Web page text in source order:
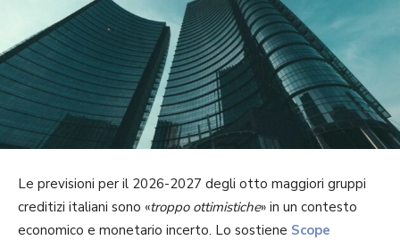
Le previsioni per il 2026-2027 degli otto maggiori gruppi
creditizi italiani sono «troppo ottimistiche» in un contesto
economico e monetario incerto. Lo sostiene Scope